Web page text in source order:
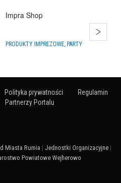
Hurtownia Animatora
HURTOWNIE
Polityka prywatności
Regulamin
Partnerzy Portalu
Miasta Rumia | Jednostki Organizacyjne |
Powiatowe Wejherowo